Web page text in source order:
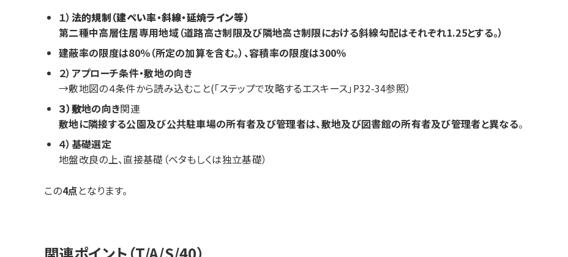
１） 法的規制（建ぺい率・斜線・延焼ライン等）
第二種中高層住居専用地域（道路高さ制限及び隣地高さ制限における斜線勾配はそれぞれ1.25とする。）
建蔽率の限度は80％（所定の加算を含む。）、容積率の限度は300％
２）アプローチ条件・敷地の向き
→敷地図の４条件から読み込むこと(「ステップで攻略するエスキース」P32-34参照）
３）敷地の向き関連
敷地に隣接する公園及び公共駐車場の所有者及び管理者は、敷地及び図書館の所有者及び管理者と異なる。
４）基礎選定
地盤改良の上、直接基礎（ベタもしくは独立基礎）
この4点となります。